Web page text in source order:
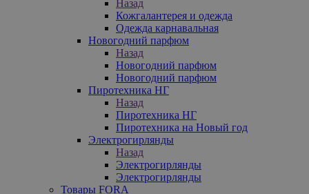
Назад
Кожгалантерея и одежда
Одежда карнавальная
Новогодний парфюм
Назад
Новогодний парфюм
Новогодний парфюм
Пиротехника НГ
Назад
Пиротехника НГ
Пиротехника на Новый год
Электрогирлянды
Назад
Электрогирлянды
Электрогирлянды
Товары FORA